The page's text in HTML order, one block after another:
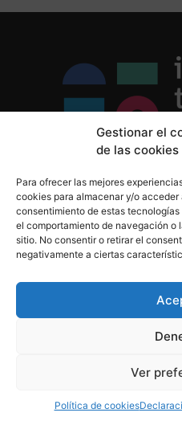
Gestionar el
de las cookies
Para ofrecer las mejores
cookies para almacenar y/o
consentimiento de estas
el comportamiento de navegación
sitio. No consentir o retirar el
negativamente a ciertas
Ver
Política de cookies
Política
Aviso
910
derechos